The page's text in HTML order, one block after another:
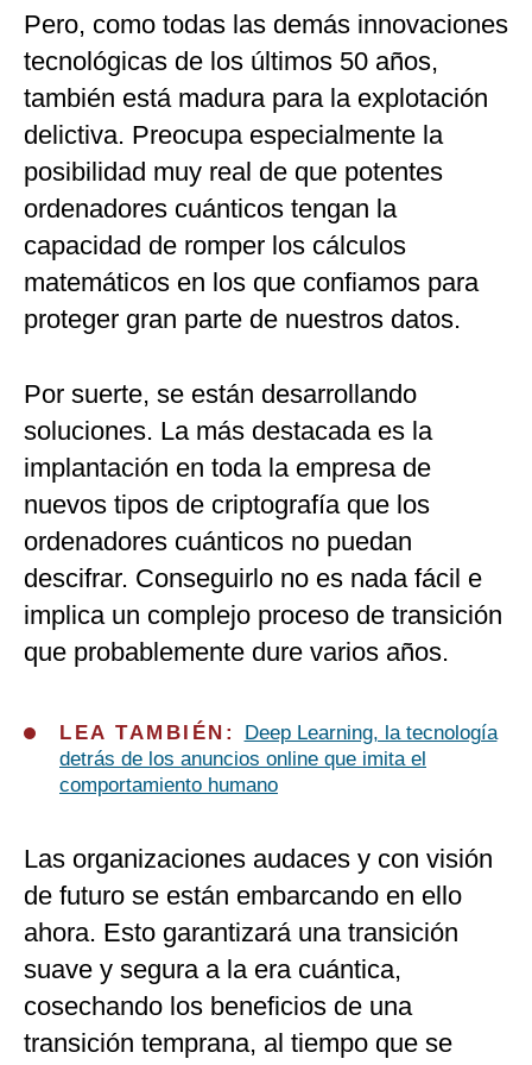
Pero, como todas las demás innovaciones
tecnológicas de los últimos 50 años,
también está madura para la explotación
delictiva. Preocupa especialmente la
posibilidad muy real de que potentes
ordenadores cuánticos tengan la
capacidad de romper los cálculos
matemáticos en los que confiamos para
proteger gran parte de nuestros datos.
Por suerte, se están desarrollando
soluciones. La más destacada es la
implantación en toda la empresa de
nuevos tipos de criptografía que los
ordenadores cuánticos no puedan
descifrar. Conseguirlo no es nada fácil e
implica un complejo proceso de transición
que probablemente dure varios años.
LEA TAMBIÉN:
Deep Learning, la tecnología
detrás de los anuncios online que imita el
comportamiento humano
Las organizaciones audaces y con visión
de futuro se están embarcando en ello
ahora. Esto garantizará una transición
suave y segura a la era cuántica,
cosechando los beneficios de una
transición temprana, al tiempo que se